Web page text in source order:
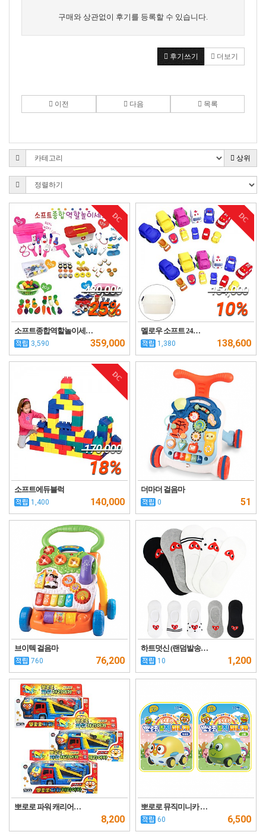
구매와 상관없이 후기를 등록할 수 있습니다.
후기쓰기 더보기
이전 다음 목록
상위
DC
480,000
25%
소프트종합역할놀이세…
3,590 359,000
DC
154,000
10%
멜로우 소프트 24…
1,380 138,600
DC
170,000
18%
소프트에듀블럭
1,400 140,000
더마더 걸음마
0 51
브이텍 걸음마
760 76,200
하트덧신 (랜덤발송…
10 1,200
뽀로로 파워 캐리어…
8,200
뽀로로 뮤직미니카 …
60 6,500